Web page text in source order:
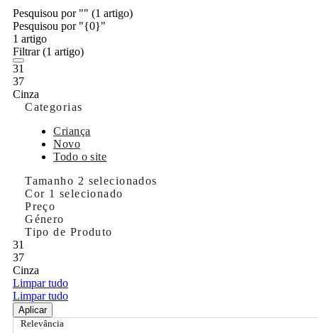
Pesquisou por "" (1 artigo)
Pesquisou por "{0}"
1 artigo
Filtrar(1 artigo)
31
37
Cinza
Categorias
Criança
Novo
Todo o site
Tamanho 2 selecionados
Cor 1 selecionado
Preço
Género
Tipo de Produto
31
37
Cinza
Limpar tudo
Limpar tudo
Aplicar
Relevância